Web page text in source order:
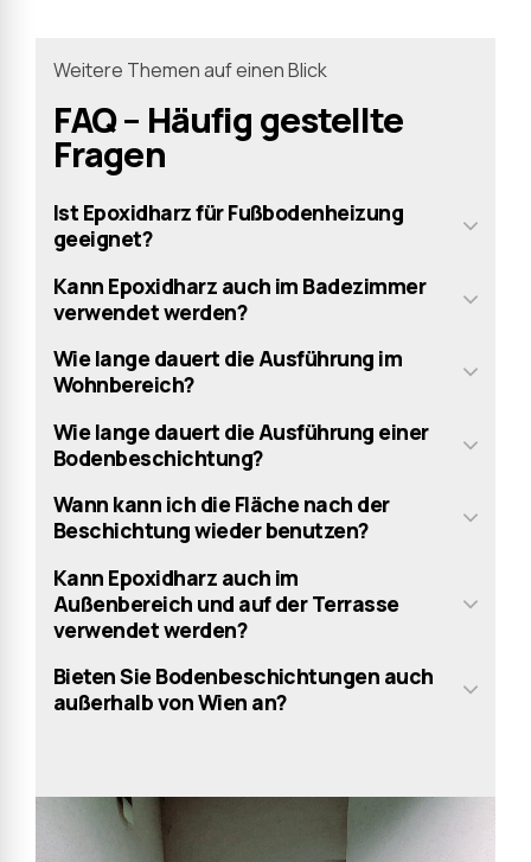
Weitere Themen auf einen Blick
FAQ – Häufig gestellte
Fragen
Ist Epoxidharz für Fußbodenheizung
geeignet?
Kann Epoxidharz auch im Badezimmer
verwendet werden?
Wie lange dauert die Ausführung im
Wohnbereich?
Wie lange dauert die Ausführung einer
Bodenbeschichtung?
Wann kann ich die Fläche nach der
Beschichtung wieder benutzen?
Kann Epoxidharz auch im
Außenbereich und auf der Terrasse
verwendet werden?
Bieten Sie Bodenbeschichtungen auch
außerhalb von Wien an?